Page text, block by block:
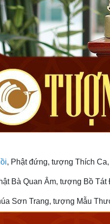
, Phật đứng, tượng Thích
Bà Quan Âm, tượng Bồ
Sơn Trang, tượng Mẫu